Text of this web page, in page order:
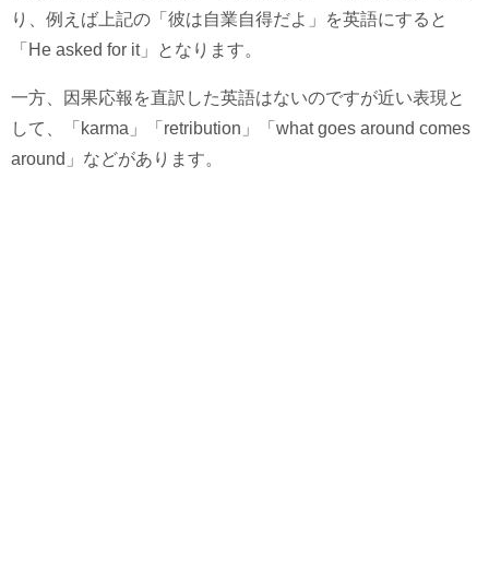
り、例えば上記の「彼は自業自得だよ」を英語にすると
「He asked for it」となります。
一方、因果応報を直訳した英語はないのですが近い表現と
して、「karma」「retribution」「what goes around comes
around」などがあります。